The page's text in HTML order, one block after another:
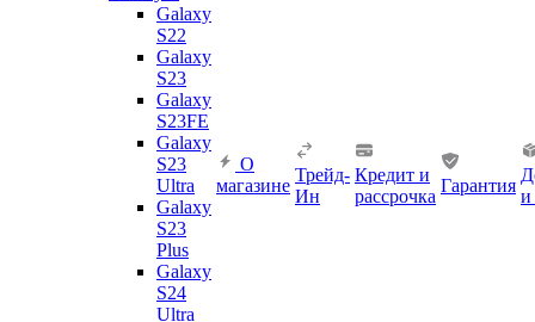
Galaxy
S22
Galaxy
S23
Galaxy
S23FE
Galaxy
S23
Ultra
Galaxy
S23
Plus
Galaxy
S24
Ultra
О
магазине
Трейд-
Ин
Кредит и
рассрочка
Гарантия
и